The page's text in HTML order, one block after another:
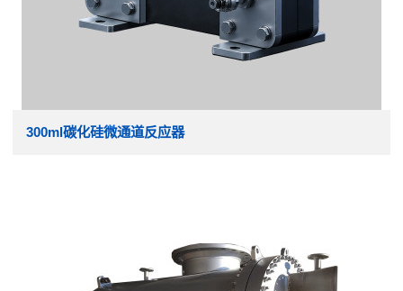
300ml碳化硅微通道反应器